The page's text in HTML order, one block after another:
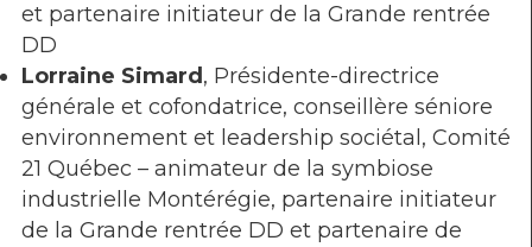
et partenaire initiateur de la Grande rentrée
DD
Lorraine Simard , Présidente-directrice
générale et cofondatrice, conseillère séniore
environnement et leadership sociétal, Comité
21 Québec – animateur de la symbiose
industrielle Montérégie, partenaire initiateur
de la Grande rentrée DD et partenaire de